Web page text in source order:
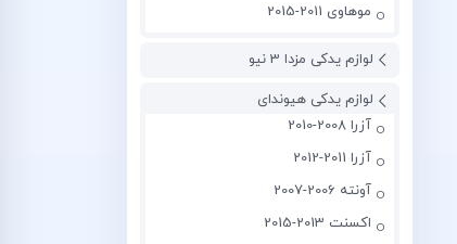
موهاوی 2011-2015
لوازم یدکی مزدا 3 نیو
لوازم یدکی هیوندای
آزرا 2008-2010
آزرا 2011-2012
آونته 2006-2007
اکسنت 2013-2015